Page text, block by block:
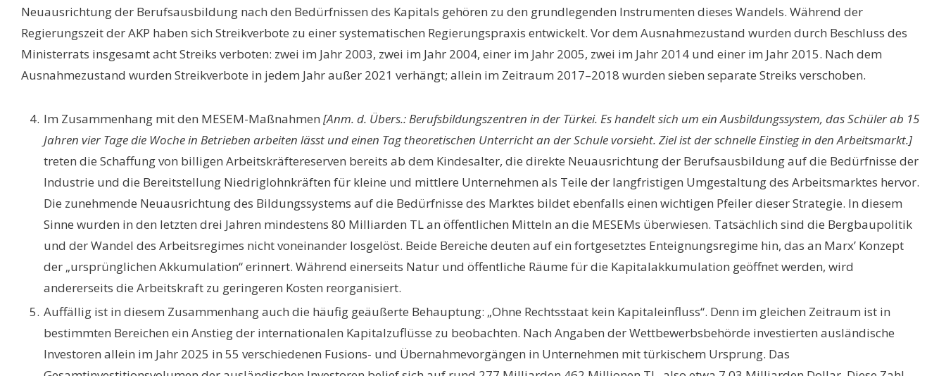
Neuausrichtung der Berufsausbildung nach den Bedürfnissen des Kapitals gehören zu den grundlegenden Instrumenten dieses Wandels. Während der
Regierungszeit der AKP haben sich Streikverbote zu einer systematischen Regierungspraxis entwickelt. Vor dem Ausnahmezustand wurden durch Beschluss des
Ministerrats insgesamt acht Streiks verboten: zwei im Jahr 2003, zwei im Jahr 2004, einer im Jahr 2005, zwei im Jahr 2014 und einer im Jahr 2015. Nach dem
Ausnahmezustand wurden Streikverbote in jedem Jahr außer 2021 verhängt; allein im Zeitraum 2017–2018 wurden sieben separate Streiks verschoben.
Im Zusammenhang mit den MESEM-Maßnahmen [Anm. d. Übers.:Berufsbildungszentren in der Türkei. Es handelt sich um ein Ausbildungssystem, das Schüler ab 15
Jahren vier Tage die Woche in Betrieben arbeiten lässt und einen Tag theoretischen Unterricht an der Schule vorsieht. Ziel ist der schnelle Einstieg in den Arbeitsmarkt.]
treten die Schaffung von billigen Arbeitskräftereserven bereits ab dem Kindesalter, die direkte Neuausrichtung der Berufsausbildung auf die Bedürfnisse der
Industrie und die Bereitstellung Niedriglohnkräften für kleine und mittlere Unternehmen als Teile der langfristigen Umgestaltung des Arbeitsmarktes hervor.
Die zunehmende Neuausrichtung des Bildungssystems auf die Bedürfnisse des Marktes bildet ebenfalls einen wichtigen Pfeiler dieser Strategie. In diesem
Sinne wurden in den letzten drei Jahren mindestens 80 Milliarden TL an öffentlichen Mitteln an die MESEMs überwiesen. Tatsächlich sind die Bergbaupolitik
und der Wandel des Arbeitsregimes nicht voneinander losgelöst. Beide Bereiche deuten auf ein fortgesetztes Enteignungsregime hin, das an Marx’ Konzept
der „ursprünglichen Akkumulation“ erinnert. Während einerseits Natur und öffentliche Räume für die Kapitalakkumulation geöffnet werden, wird
andererseits die Arbeitskraft zu geringeren Kosten reorganisiert.
Auffällig ist in diesem Zusammenhang auch die häufig geäußerte Behauptung: „Ohne Rechtsstaat kein Kapitaleinfluss“. Denn im gleichen Zeitraum ist in
bestimmten Bereichen ein Anstieg der internationalen Kapitalzuflüsse zu beobachten. Nach Angaben der Wettbewerbsbehörde investierten ausländische
Investoren allein im Jahr 2025 in 55 verschiedenen Fusions- und Übernahmevorgängen in Unternehmen mit türkischem Ursprung. Das